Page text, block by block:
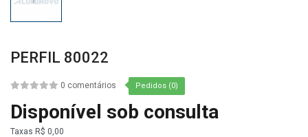
PERFIL 80022
0 comentários Pedidos (0)
Disponível sob consulta
Taxas R$ 0,00